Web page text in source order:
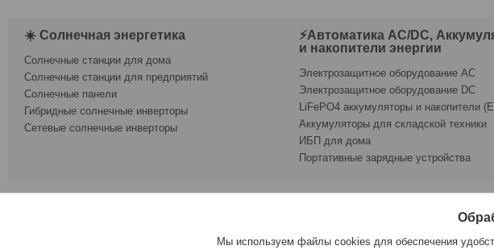
☀️ Солнечная энергетика
Солнечные станции для дома
Солнечные станции для предприятий
Солнечные панели
Гибридные солнечные инверторы
Сетевые солнечные инверторы
⚡Автоматика AC/DC,
и накопители энергии
Электрозащитное оборудование AC
Электрозащитное оборудование DC
LiFePO4 аккумуляторы и накопители
Аккумуляторы для складской техники
ИБП для дома
Портативные зарядные устройства
Умный диф. автоматический выключатель ETEK EKR0 3P+N C63A 10kA Тип A 30мА
Мы используем файлы cookies для обеспечения